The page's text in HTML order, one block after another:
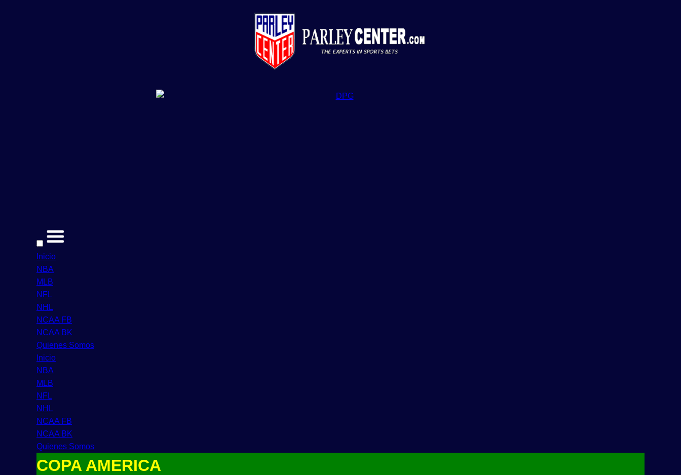
Inicio
NBA
MLB
NFL
NHL
NCAA FB
NCAA BK
Quienes Somos
Inicio
NBA
MLB
NFL
NHL
NCAA FB
NCAA BK
Quienes Somos
COPA AMERICA